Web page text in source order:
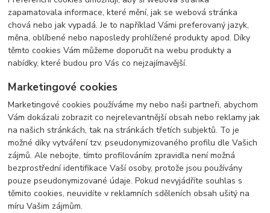
zapamatovala informace, které mění, jak se webová stránka
chová nebo jak vypadá. Je to například Vámi preferovaný jazyk,
měna, oblíbené nebo naposledy prohlížené produkty apod. Díky
těmto cookies Vám můžeme doporučit na webu produkty a
nabídky, které budou pro Vás co nejzajímavější.
Marketingové cookies
Marketingové cookies používáme my nebo naši partneři, abychom
Vám dokázali zobrazit co nejrelevantnější obsah nebo reklamy jak
na našich stránkách, tak na stránkách třetích subjektů. To je
možné díky vytváření tzv. pseudonymizovaného profilu dle Vašich
zájmů. Ale nebojte, tímto profilováním zpravidla není možná
bezprostřední identifikace Vaší osoby, protože jsou používány
pouze pseudonymizované údaje. Pokud nevyjádříte souhlas s
těmito cookies, neuvidíte v reklamních sděleních obsah ušitý na
míru Vašim zájmům.